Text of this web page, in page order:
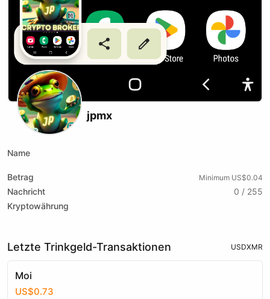
jpmx
Name
Betrag Minimum US$0.04
Nachricht
0 / 255
Kryptowährung
Letzte Trinkgeld-Transaktionen USDXMR
Moi
US$0.73